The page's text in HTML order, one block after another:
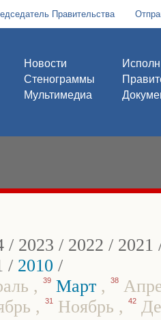
Правительства
Новости
Стенограммы
Мультимедиа
/ 2023 / 2022 / 2021
/ 2010 /
, 39 Март , 38
, 31 Ноябрь , 42